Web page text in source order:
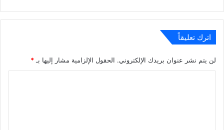
اترك تعليقاً
لن يتم نشر عنوان بريدك الإلكتروني. الحقول الإلزامية مشار إليها بـ*